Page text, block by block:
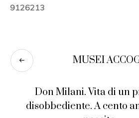
9126213
MUSEI
Don Milani. Vita di un
disobbediente. A cento